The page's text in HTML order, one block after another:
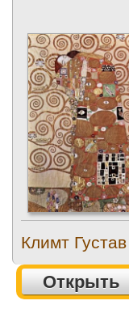
Климт Густав
Открыть